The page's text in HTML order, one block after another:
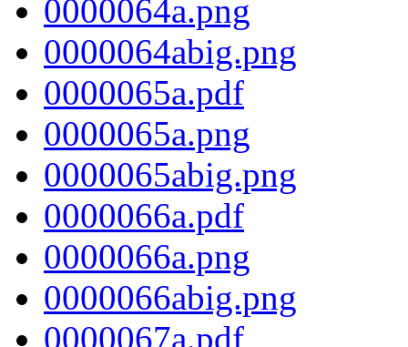
0000064a.png
0000064abig.png
0000065a.pdf
0000065a.png
0000065abig.png
0000066a.pdf
0000066a.png
0000066abig.png
0000067a.pdf